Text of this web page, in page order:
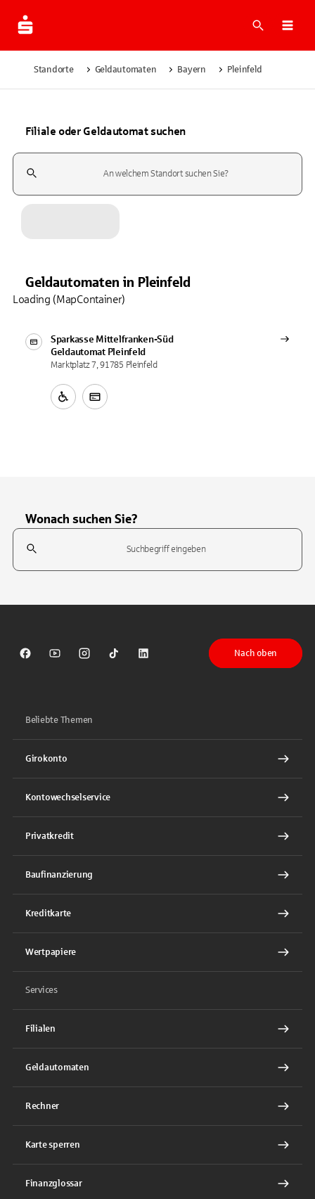
Suche
Standorte Geldautomaten Bayern Pleinfeld
Filiale oder Geldautomat suchen
Suchfeld
Geldautomaten in Pleinfeld
Sparkasse Mittelfranken-Süd
Geldautomat Pleinfeld
Marktplatz 7, 91785 Pleinfeld
Loading (MapContainer)
Wonach suchen Sie?
Suchfeld
Sparkasse auf Facebook
Sparkasse auf Youtube
Sparkasse auf Instagram
Sparkasse auf TikTok
Sparkasse auf LinkedIn
Nach oben
Beliebte Themen
Girokonto
Kontowechselservice
Privatkredit
Baufinanzierung
Kreditkarte
Wertpapiere
Services
Filialen
Geldautomaten
Rechner
Karte sperren
Finanzglossar